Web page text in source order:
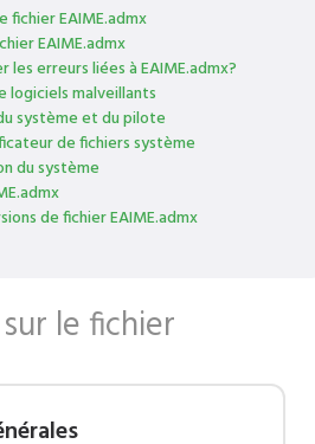
fichier EAIME.admx
EAIME.admx
les erreurs liées à EAIME.admx?
logiciels malveillants
système et du pilote
de fichiers système
du système
de fichier EAIME.admx
le fichier